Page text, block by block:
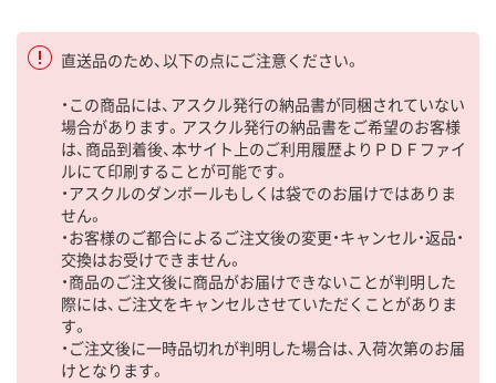
直送品のため、以下の点にご注意ください。
・この商品には、アスクル発行の納品書が同梱されていない
場合があります。アスクル発行の納品書をご希望のお客様
は、商品到着後、本サイト上のご利用履歴よりＰＤＦファイ
ルにて印刷することが可能です。
・アスクルのダンボールもしくは袋でのお届けではありま
せん。
・お客様のご都合によるご注文後の変更・キャンセル・返品・
交換はお受けできません。
・商品のご注文後に商品がお届けできないことが判明した
際には、ご注文をキャンセルさせていただくことがありま
す。
・ご注文後に一時品切れが判明した場合は、入荷次第のお届
けとなります。